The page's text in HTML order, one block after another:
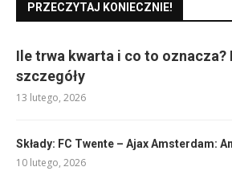
PRZECZYTAJ KONIECZNIE!
Ile trwa kwarta i co to oznacza?
szczegóły
13 lutego, 2026
Składy: FC Twente – Ajax Amsterdam:
10 lutego, 2026